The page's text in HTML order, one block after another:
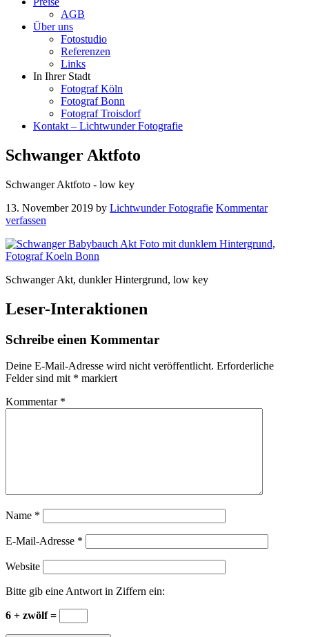
AGB
Über uns
Fotostudio
Referenzen
Links
In Ihrer Stadt
Fotograf Köln
Fotograf Bonn
Fotograf Troisdorf
Kontakt – Lichtwunder Fotografie
Schwanger Aktfoto
Schwanger Aktfoto - low key
13. November 2019 by Lichtwunder Fotografie Kommentar
verfassen
Schwanger Akt, dunkler Hintergrund, low key
Leser-Interaktionen
Schreibe einen Kommentar
Deine E-Mail-Adresse wird nicht veröffentlicht. Erforderliche
Felder sind mit * markiert
Kommentar *
Name *
E-Mail-Adresse *
Website
Bitte gib eine Antwort in Ziffern ein:
6 + zwölf =